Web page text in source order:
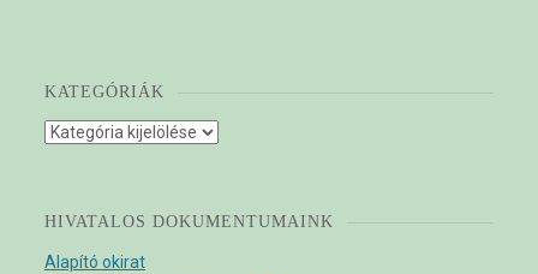
KATEGÓRIÁK
Kategóriák
HIVATALOS DOKUMENTUMAINK
Alapító okirat